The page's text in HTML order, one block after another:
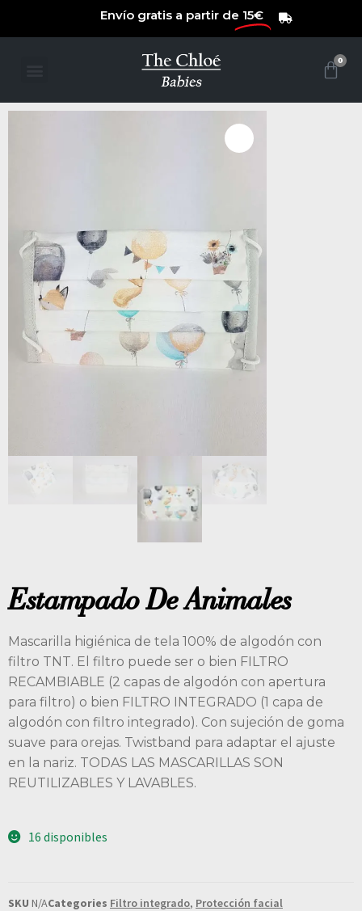
Envío gratis a partir de 15€
0
Estampado De Animales
Mascarilla higiénica de tela 100% de algodón con
filtro TNT. El filtro puede ser o bien FILTRO
RECAMBIABLE (2 capas de algodón con apertura
para filtro) o bien FILTRO INTEGRADO (1 capa de
algodón con filtro integrado). Con sujeción de goma
suave para orejas. Twistband para adaptar el ajuste
en la nariz. TODAS LAS MASCARILLAS SON
REUTILIZABLES Y LAVABLES.
16 disponibles
SKU N/ACategories Filtro integrado, Protección facial